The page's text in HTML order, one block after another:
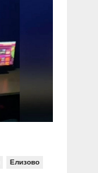
Елизово